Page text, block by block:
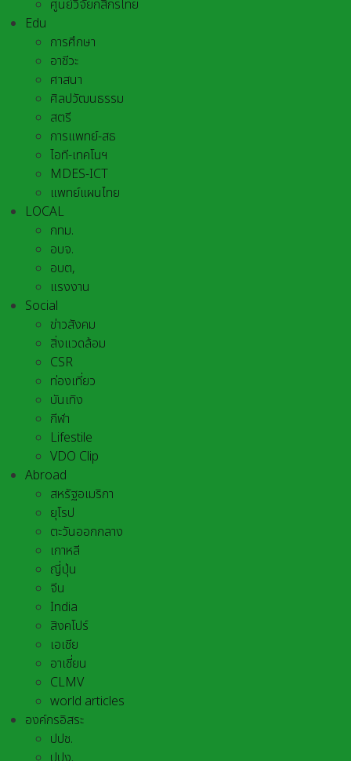
ศูนย์วิจัยกสิกรไทย
Edu
การศึกษา
อาชีวะ
ศาสนา
ศิลปวัฒนธรรม
สตรี
การแพทย์-สธ
ไอที-เทคโนฯ
MDES-ICT
แพทย์แผนไทย
LOCAL
กทม.
อบจ.
อบต,
แรงงาน
Social
ข่าวสังคม
สิ่งแวดล้อม
CSR
ท่องเที่ยว
บันเทิง
กีฬา
Lifestile
VDO Clip
Abroad
สหรัฐอเมริกา
ยุโรป
ตะวันออกกลาง
เกาหลี
ญี่ปุ่น
จีน
India
สิงคโปร์
เอเชีย
อาเชี่ยน
CLMV
world articles
องค์กรอิสระ
ปปช.